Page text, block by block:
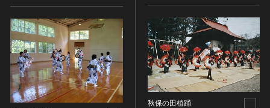
秋保の田植踊
その他
工芸技術
金工
漆芸
染織
陶芸